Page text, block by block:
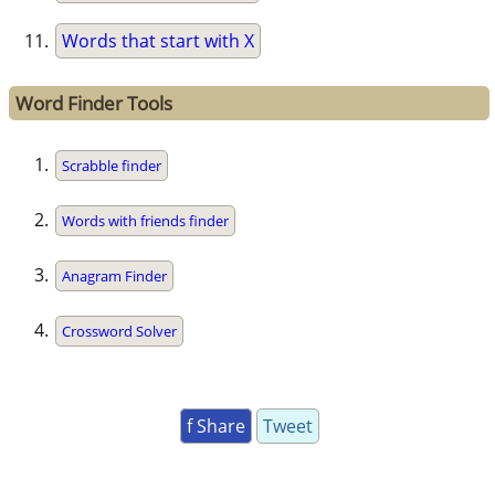
Words that start with X
Word Finder Tools
Scrabble finder
Words with friends finder
Anagram Finder
Crossword Solver
f Share Tweet